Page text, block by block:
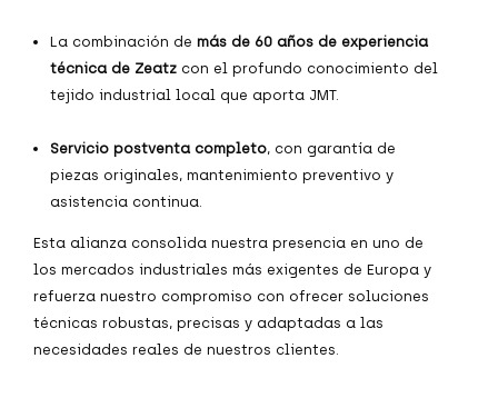
La combinación de más de 60 años de experiencia
técnica de Zeatz con el profundo conocimiento del
tejido industrial local que aporta JMT.
Servicio postventa completo, con garantía de
piezas originales, mantenimiento preventivo y
asistencia continua.
Esta alianza consolida nuestra presencia en uno de
los mercados industriales más exigentes de Europa y
refuerza nuestro compromiso con ofrecer soluciones
técnicas robustas, precisas y adaptadas a las
necesidades reales de nuestros clientes.